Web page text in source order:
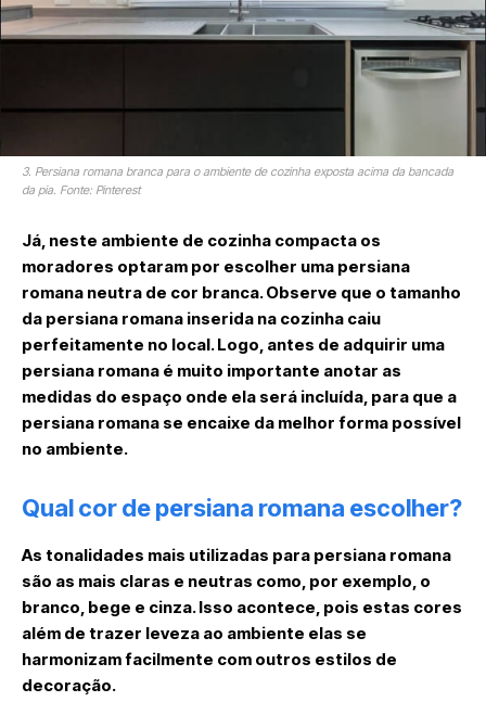
3. Persiana romana branca para o ambiente de cozinha exposta acima da bancada
da pia. Fonte: Pinterest
Já, neste ambiente de cozinha compacta os
moradores optaram por escolher uma persiana
romana neutra de cor branca. Observe que o tamanho
da persiana romana inserida na cozinha caiu
perfeitamente no local. Logo, antes de adquirir uma
persiana romana é muito importante anotar as
medidas do espaço onde ela será incluída, para que a
persiana romana se encaixe da melhor forma possível
no ambiente.
Qual cor de persiana romana escolher?
As tonalidades mais utilizadas para persiana romana
são as mais claras e neutras como, por exemplo, o
branco, bege e cinza. Isso acontece, pois estas cores
além de trazer leveza ao ambiente elas se
harmonizam facilmente com outros estilos de
decoração.